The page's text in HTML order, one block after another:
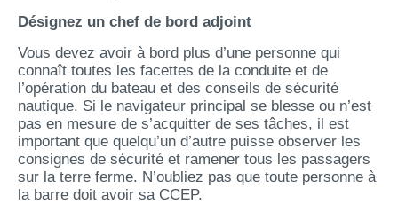
Désignez un chef de bord adjoint
Vous devez avoir à bord plus d’une personne qui
connaît toutes les facettes de la conduite et de
l’opération du bateau et des conseils de sécurité
nautique. Si le navigateur principal se blesse ou n’est
pas en mesure de s’acquitter de ses tâches, il est
important que quelqu’un d’autre puisse observer les
consignes de sécurité et ramener tous les passagers
sur la terre ferme. N’oubliez pas que toute personne à
la barre doit avoir sa CCEP.